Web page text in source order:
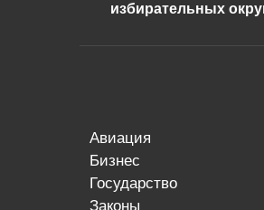
избирательных
авиация
бизнес
государство
законы